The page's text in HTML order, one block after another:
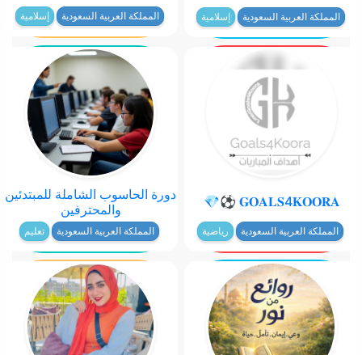
المملكة العربية السعودية إسلامية المملكة العربية السعودية إسلامية
𝐆𝐎𝐀𝐋𝐒4𝐊𝐎𝐎𝐑𝐀 ⚽💎
المملكة العربية السعودية رياضية
دورة الحاسوب الشاملة للمبتدئين
والمحترفين
المملكة العربية السعودية تعليم